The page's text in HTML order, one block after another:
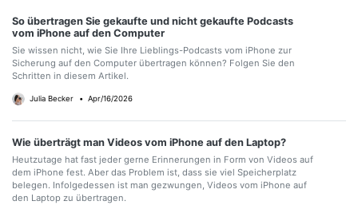
So übertragen Sie gekaufte und nicht gekaufte Podcasts
vom iPhone auf den Computer
Sie wissen nicht, wie Sie Ihre Lieblings-Podcasts vom iPhone zur
Sicherung auf den Computer übertragen können? Folgen Sie den
Schritten in diesem Artikel.
Julia Becker • Apr/16/2026
Wie überträgt man Videos vom iPhone auf den Laptop?
Heutzutage hat fast jeder gerne Erinnerungen in Form von Videos auf
dem iPhone fest. Aber das Problem ist, dass sie viel Speicherplatz
belegen. Infolgedessen ist man gezwungen, Videos vom iPhone auf
den Laptop zu übertragen.